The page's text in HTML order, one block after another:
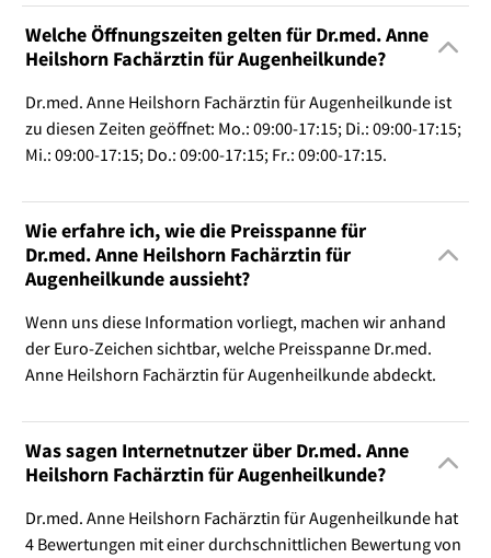
Welche Öffnungszeiten gelten für Dr.med. Anne
Heilshorn Fachärztin für Augenheilkunde?
Dr.med. Anne Heilshorn Fachärztin für Augenheilkunde ist
zu diesen Zeiten geöffnet: Mo.: 09:00-17:15; Di.: 09:00-17:15;
Mi.: 09:00-17:15; Do.: 09:00-17:15; Fr.: 09:00-17:15.
Wie erfahre ich, wie die Preisspanne für
Dr.med. Anne Heilshorn Fachärztin für
Augenheilkunde aussieht?
Wenn uns diese Information vorliegt, machen wir anhand
der Euro-Zeichen sichtbar, welche Preisspanne Dr.med.
Anne Heilshorn Fachärztin für Augenheilkunde abdeckt.
Was sagen Internetnutzer über Dr.med. Anne
Heilshorn Fachärztin für Augenheilkunde?
Dr.med. Anne Heilshorn Fachärztin für Augenheilkunde hat
4 Bewertungen mit einer durchschnittlichen Bewertung von